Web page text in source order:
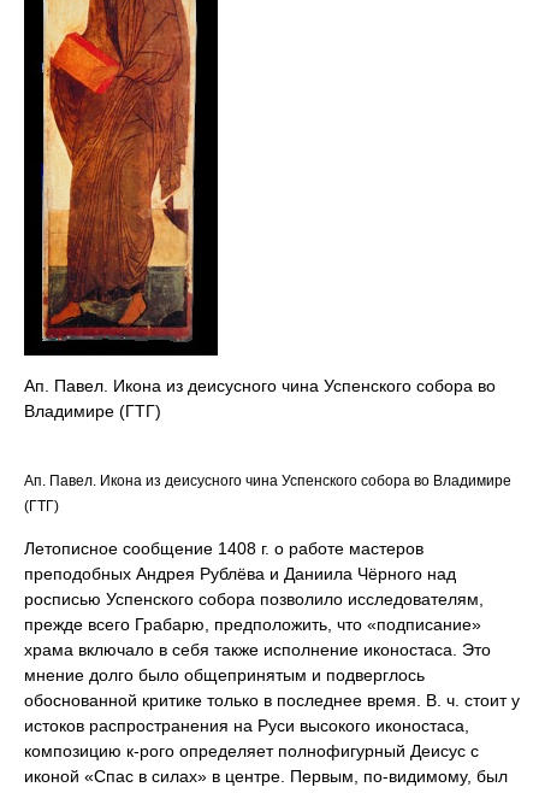
Ап. Павел. Икона из деисусного чина Успенского собора во
Владимире (ГТГ)
Ап. Павел. Икона из деисусного чина Успенского собора во Владимире
(ГТГ)
Летописное сообщение 1408 г. о работе мастеров
преподобных Андрея Рублёва и Даниила Чёрного над
росписью Успенского собора позволило исследователям,
прежде всего Грабарю, предположить, что «подписание»
храма включало в себя также исполнение иконостаса. Это
мнение долго было общепринятым и подверглось
обоснованной критике только в последнее время. В. ч. стоит у
истоков распространения на Руси высокого иконостаса,
композицию к-рого определяет полнофигурный Деисус с
иконой «Спас в силах» в центре. Первым, по-видимому, был